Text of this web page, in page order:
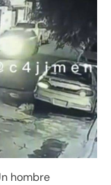
hombre